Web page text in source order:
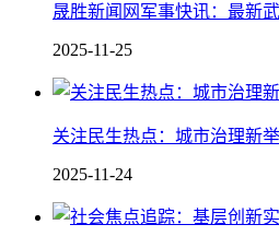
晟胜新闻网军事快讯：最新
2025-11-25
关注民生热点：城市治理新
2025-11-24